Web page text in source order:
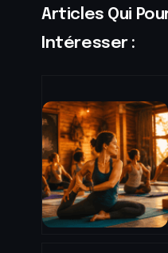
Articles Qui
Intéresser :